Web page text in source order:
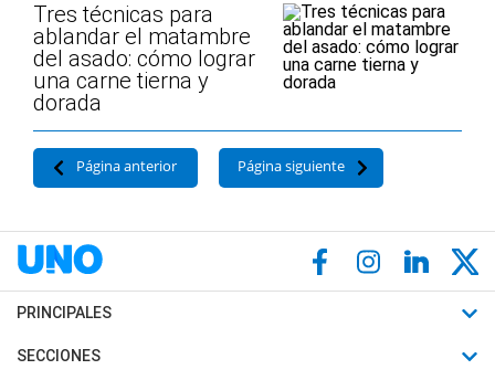
Tres técnicas para
ablandar el matambre
del asado: cómo lograr
una carne tierna y
dorada
Página anterior Página siguiente
PRINCIPALES
Últimas Noticias
SECCIONES